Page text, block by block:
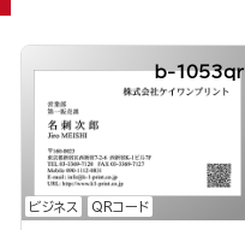
ビジネス QRコード
b-1053qr